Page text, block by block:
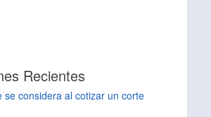
Recientes
se considera al cotizar un corte